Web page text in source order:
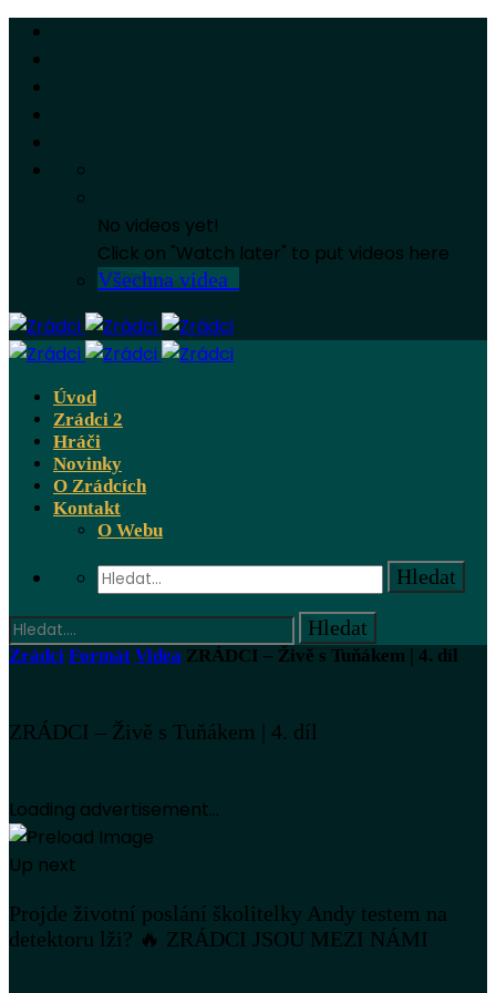
No videos yet!
Click on "Watch later" to put videos here
Všechna videa
Úvod
Zrádci 2
Hráči
Novinky
O Zrádcích
Kontakt
O Webu
Zrádci Formát Videa ZRÁDCI – Živě s Tuňákem | 4. díl
ZRÁDCI – Živě s Tuňákem | 4. díl
Loading advertisement...
Up next
Projde životní poslání školitelky Andy testem na
detektoru lži? 🔥 ZRÁDCI JSOU MEZI NÁMI